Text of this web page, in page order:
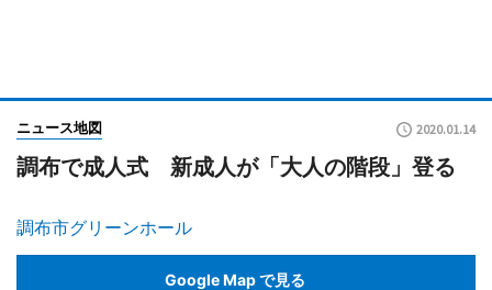
ニュース地図 2020.01.14
調布で成人式 新成人が「大人の階段」登る
調布市グリーンホール
Google Map で見る